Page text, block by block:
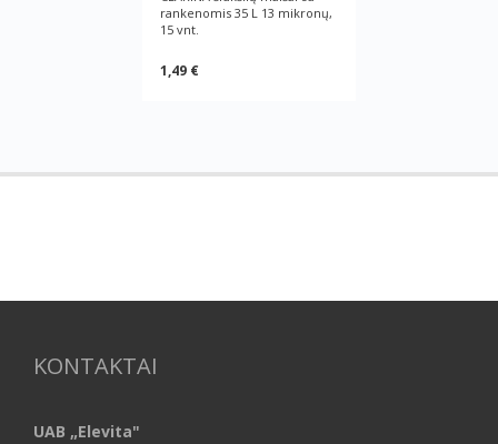
rankenomis 35 L 13 mikronų,
15 vnt.
1,49 €
KONTAKTAI
UAB „Elevita"